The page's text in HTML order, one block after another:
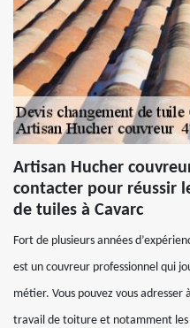
Artisan Hucher
contacter pour réussir
de tuiles à Cavarc
Fort de plusieurs années
est un couvreur professionnel qui
métier. Vous pouvez vous
travail de toiture et notamment les